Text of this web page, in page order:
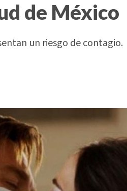
de México
un riesgo de contagio.